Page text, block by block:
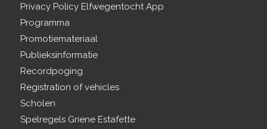
Privacy Policy Elfwegentocht App
Programma
Promotiemateriaal
Publieksinformatie
Recordpoging
Registration of vehicles
Scholen
Spelregels Griene Estafette